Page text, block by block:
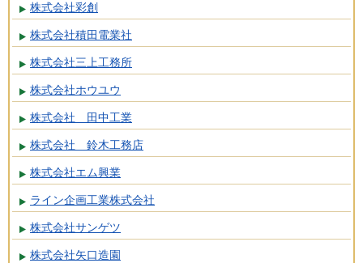
株式会社彩創
株式会社積田電業社
株式会社三上工務所
株式会社ホウユウ
株式会社 田中工業
株式会社 鈴木工務店
株式会社エム興業
ライン企画工業株式会社
株式会社サンゲツ
株式会社矢口造園